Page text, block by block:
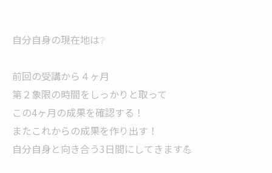
自分自身の現在地は❔
前回の受講から４ヶ月
第２象限の時間をしっかりと取って
この4ヶ月の成果を確認する！
またこれからの成果を作り出す！
自分自身と向き合う3日間にしてきます💪